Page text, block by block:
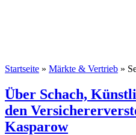
Startseite » Märkte & Vertrieb »
Über Schach,
den
Kasparow